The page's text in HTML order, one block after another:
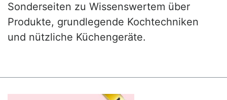
Sonderseiten zu Wissenswertem über
Produkte, grundlegende Kochtechniken
und nützliche Küchengeräte.